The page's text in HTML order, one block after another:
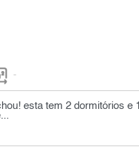
-
esta tem 2 dormitórios e 1